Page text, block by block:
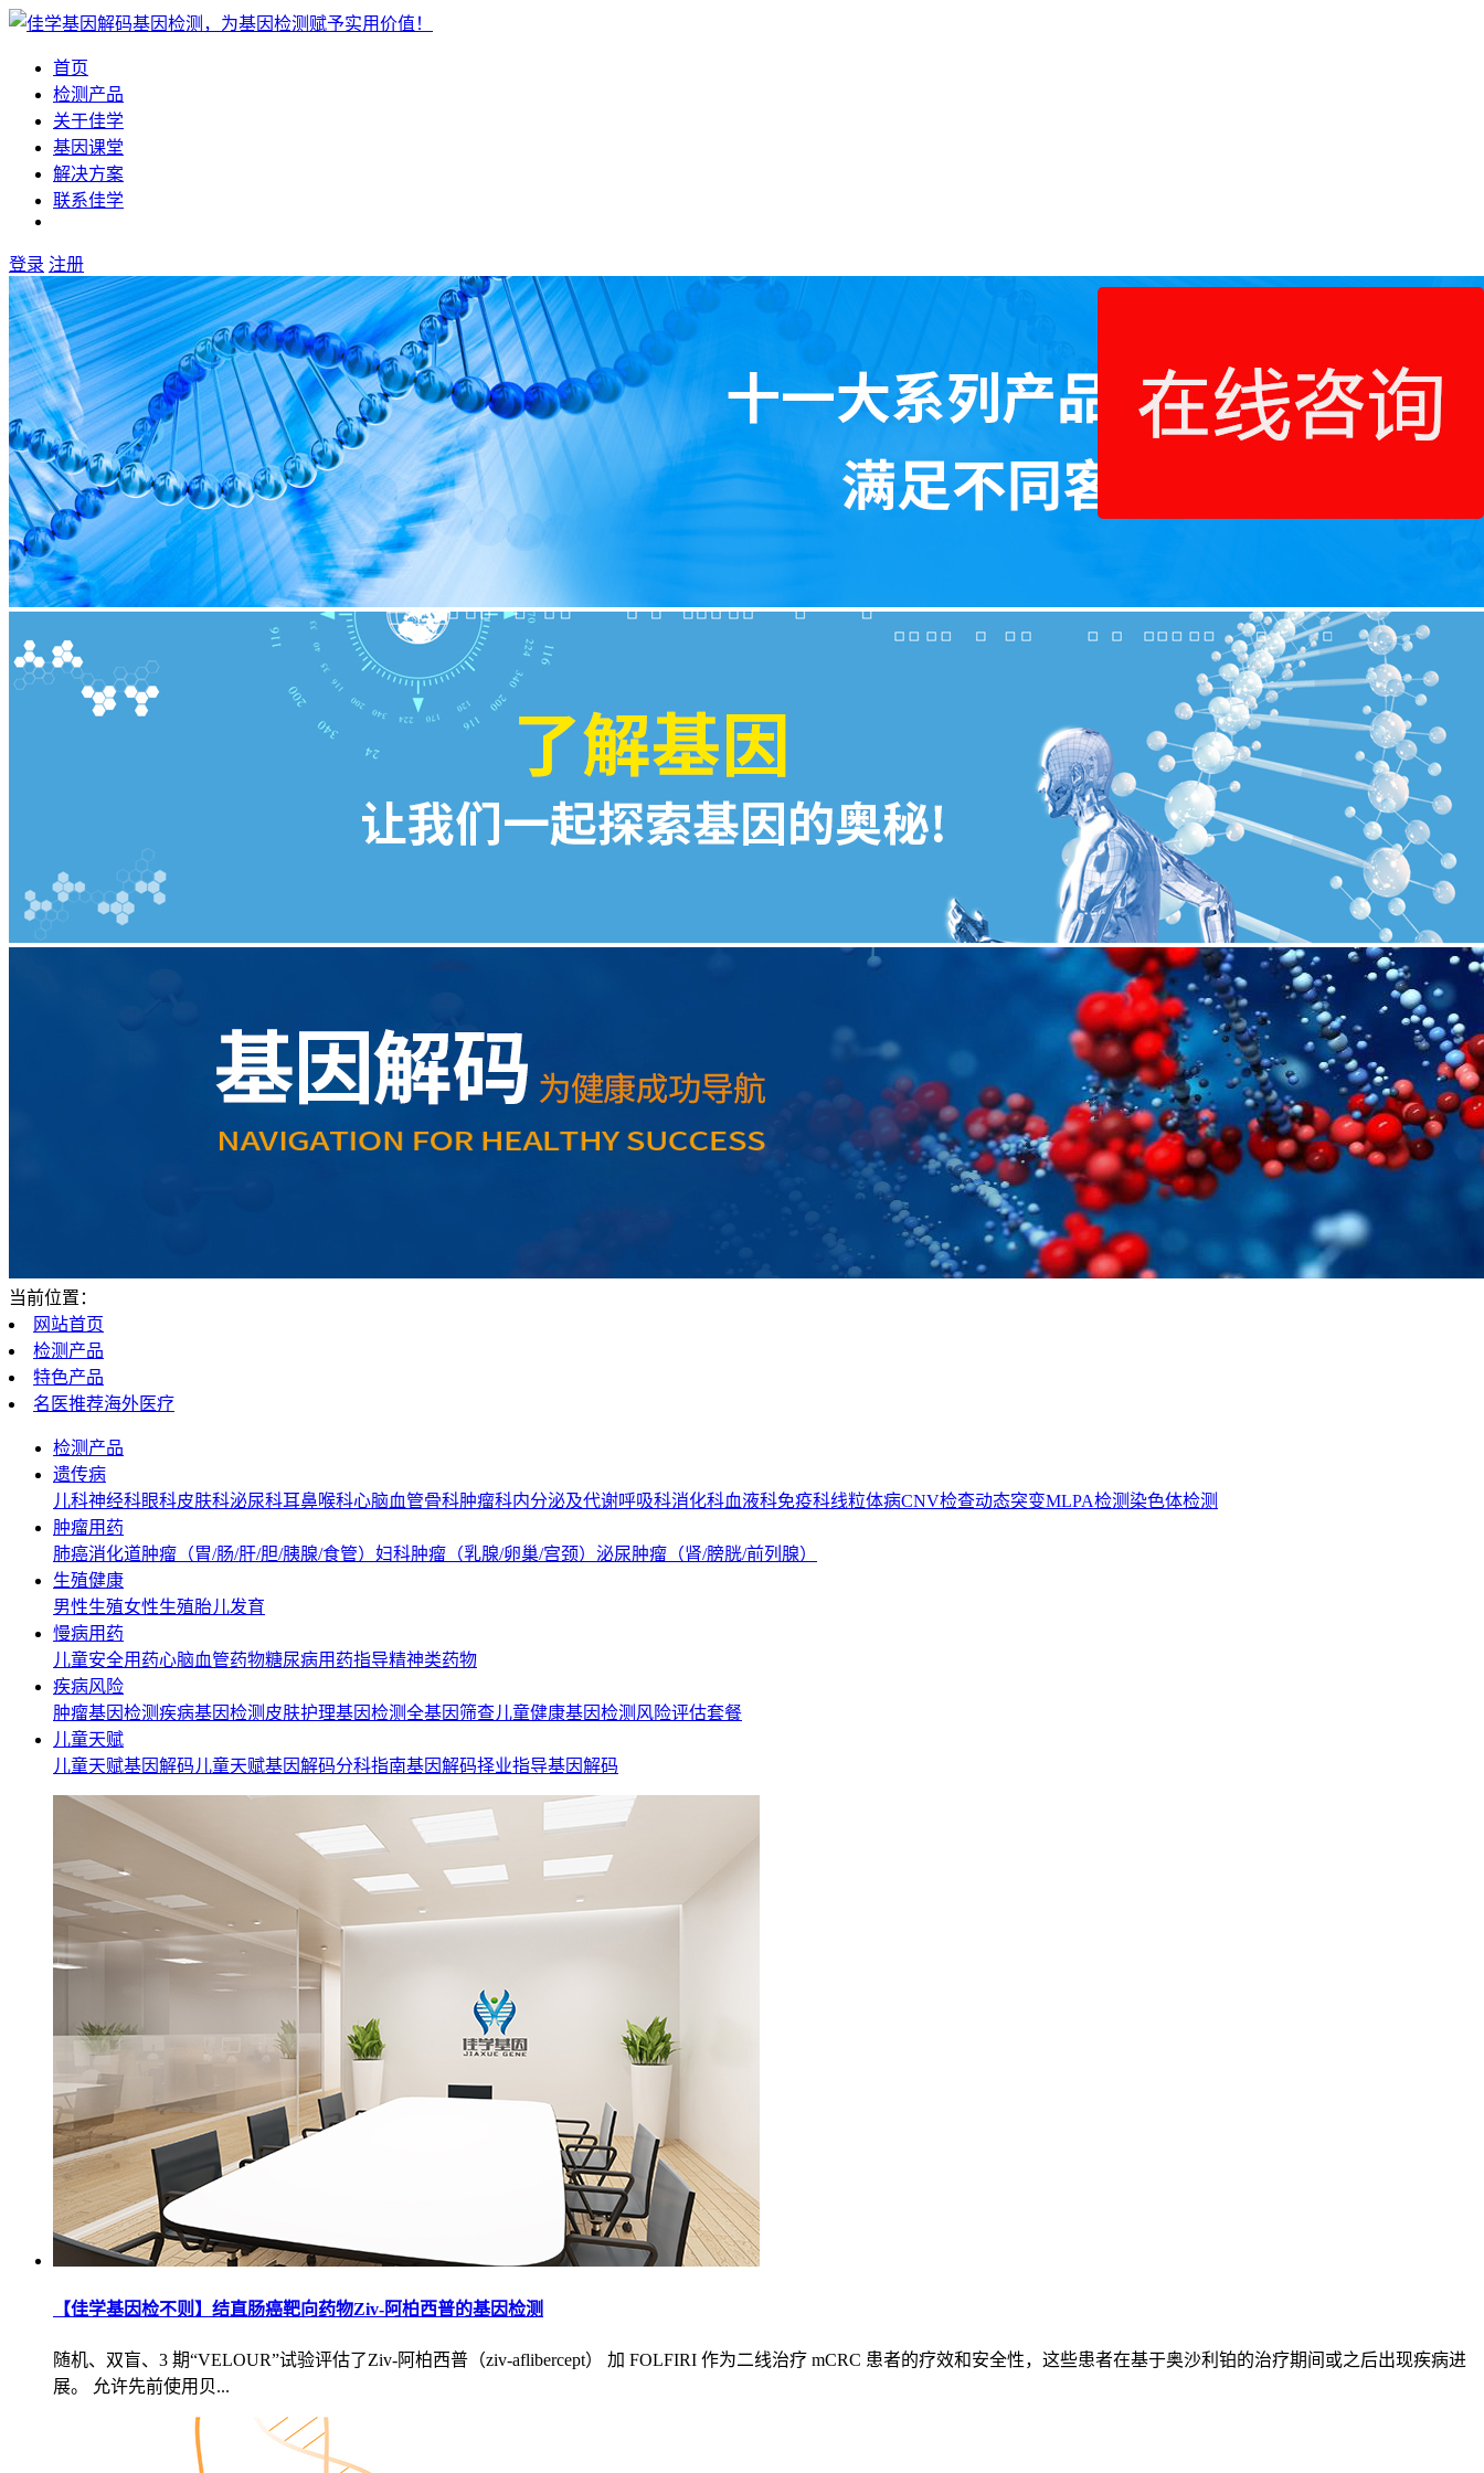
首页
检测产品
关于佳学
基因课堂
解决方案
联系佳学
登录 注册
当前位置：
网站首页
检测产品
特色产品
名医推荐海外医疗
检测产品
遗传病
儿科神经科眼科皮肤科泌尿科耳鼻喉科心脑血管骨科肿瘤科内分泌及代谢呼吸科消化科血液科免疫科线粒体病CNV检查动态突变MLPA检测 染色体检测
肿瘤用药
肺癌消化道肿瘤（胃/肠/肝/胆/胰腺/食管） 妇科肿瘤（乳腺/卵巢/宫颈） 泌尿肿瘤（肾/膀胱/前列腺）
生殖健康
男性生殖女性生殖胎儿发育
慢病用药
儿童安全用药心脑血管药物糖尿病用药指导精神类药物
疾病风险
肿瘤基因检测疾病基因检测 皮肤护理基因检测全基因筛查儿童健康基因检测 风险评估套餐
儿童天赋
儿童天赋基因解码儿童天赋基因解码分科指南基因解码择业指导基因解码
【佳学基因检不则】结直肠癌靶向药物Ziv-阿柏西普的基因检测
随机、双盲、3 期“VELOUR”试验评估了Ziv-阿柏西普（ziv-aflibercept） 加 FOLFIRI 作为二线治疗 mCRC 患者的疗效和安全性，这些患者在基于奥沙利铂的治疗期间或之后出现疾病进
展。 允许先前使用贝...